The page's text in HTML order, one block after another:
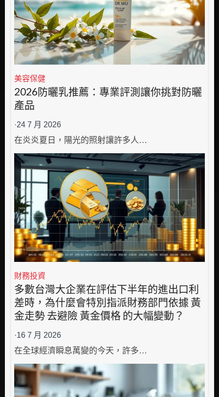
美容保健
2026防曬乳推薦：專業評測讓你挑對防曬
產品
·24 7 月 2026
在炎炎夏日，陽光的照射讓許多人…
財務投資
多數台灣大企業在評估下半年的進出口利
差時，為什麼會特別指派財務部門依據 黃
金走勢 去避險 黃金價格 的大幅變動？
·16 7 月 2026
在全球經濟瞬息萬變的今天，許多…